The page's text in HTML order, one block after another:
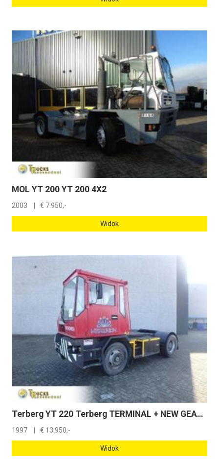
MOL YT 200 YT 200 4X2
2003 € 7.950,-
Widok
Terberg YT 220 Terberg TERMINAL + NEW GEARBOX + NL registratie
1997 € 13.950,-
Widok